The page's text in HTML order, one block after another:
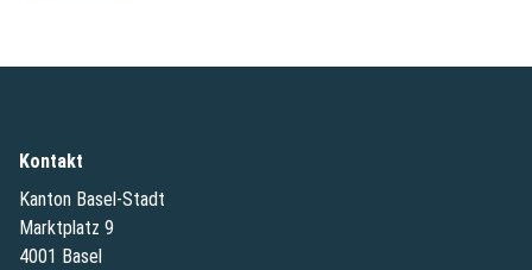
Kontakt
Kanton Basel-Stadt
Marktplatz 9
4001 Basel